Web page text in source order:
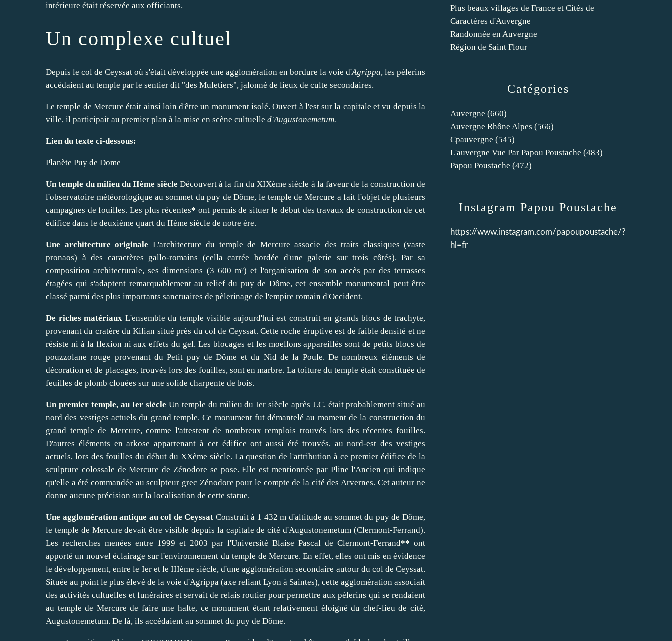
intérieure était réservée aux officiants.
Un complexe cultuel
Depuis le col de Ceyssat où s'était développée une agglomération en bordure la voie d'Agrippa, les pèlerins
accédaient au temple par le sentier dit "des Muletiers", jalonné de lieux de culte secondaires.
Le temple de Mercure était ainsi loin d'être un monument isolé. Ouvert à l'est sur la capitale et vu depuis la
ville, il participait au premier plan à la mise en scène cultuelle d'Augustonemetum.
Lien du texte ci-dessous:
Planète Puy de Dome
Un temple du milieu du IIème siècle Découvert à la fin du XIXème siècle à la faveur de la construction de
l'observatoire météorologique au sommet du puy de Dôme, le temple de Mercure a fait l'objet de plusieurs
campagnes de fouilles. Les plus récentes* ont permis de situer le début des travaux de construction de cet
édifice dans le deuxième quart du IIème siècle de notre ère.
Une architecture originale L'architecture du temple de Mercure associe des traits classiques (vaste
pronaos) à des caractères gallo-romains (cella carrée bordée d'une galerie sur trois côtés). Par sa
composition architecturale, ses dimensions (3 600 m²) et l'organisation de son accès par des terrasses
étagées qui s'adaptent remarquablement au relief du puy de Dôme, cet ensemble monumental peut être
classé parmi des plus importants sanctuaires de pèlerinage de l'empire romain d'Occident.
De riches matériaux L'ensemble du temple visible aujourd'hui est construit en grands blocs de trachyte,
provenant du cratère du Kilian situé près du col de Ceyssat. Cette roche éruptive est de faible densité et ne
résiste ni à la flexion ni aux effets du gel. Les blocages et les moellons appareillés sont de petits blocs de
pouzzolane rouge provenant du Petit puy de Dôme et du Nid de la Poule. De nombreux éléments de
décoration et de placages, trouvés lors des fouilles, sont en marbre. La toiture du temple était constituée de
feuilles de plomb clouées sur une solide charpente de bois.
Un premier temple, au Ier siècle Un temple du milieu du Ier siècle après J.C. était probablement situé au
nord des vestiges actuels du grand temple. Ce monument fut démantelé au moment de la construction du
grand temple de Mercure, comme l'attestent de nombreux remplois trouvés lors des récentes fouilles.
D'autres éléments en arkose appartenant à cet édifice ont aussi été trouvés, au nord-est des vestiges
actuels, lors des fouilles du début du XXème siècle. La question de l'attribution à ce premier édifice de la
sculpture colossale de Mercure de Zénodore se pose. Elle est mentionnée par Pline l'Ancien qui indique
qu'elle a été commandée au sculpteur grec Zénodore pour le compte de la cité des Arvernes. Cet auteur ne
donne aucune précision sur la localisation de cette statue.
Une agglomération antique au col de Ceyssat Construit à 1 432 m d'altitude au sommet du puy de Dôme,
le temple de Mercure devait être visible depuis la capitale de cité d'Augustonemetum (Clermont-Ferrand).
Les recherches menées entre 1999 et 2003 par l'Université Blaise Pascal de Clermont-Ferrand** ont
apporté un nouvel éclairage sur l'environnement du temple de Mercure. En effet, elles ont mis en évidence
le développement, entre le Ier et le IIIème siècle, d'une agglomération secondaire autour du col de Ceyssat.
Située au point le plus élevé de la voie d'Agrippa (axe reliant Lyon à Saintes), cette agglomération associait
des activités cultuelles et funéraires et servait de relais routier pour permettre aux pèlerins qui se rendaient
au temple de Mercure de faire une halte, ce monument étant relativement éloigné du chef-lieu de cité,
Augustonemetum. De là, ils accédaient au sommet du puy de Dôme.
Catégories
Auvergne (660)
Auvergne Rhône Alpes (566)
Cpauvergne (545)
L'auvergne Vue Par Papou Poustache (483)
Papou Poustache (472)
Plus beaux villages de France et Cités de
Caractères d'Auvergne
Randonnée en Auvergne
Région de Saint Flour
Instagram Papou Poustache
https://www.instagram.com/papoupoustache/?
hl=fr